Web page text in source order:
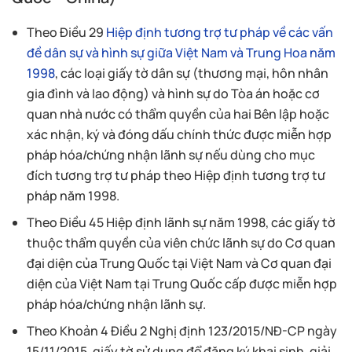
Theo Điều 29 Hiệp định tương trợ tư pháp về các vấn
đề dân sự và hình sự giữa Việt Nam và Trung Hoa năm
1998, các loại giấy tờ dân sự (thương mại, hôn nhân
gia đình và lao động) và hình sự do Tòa án hoặc cơ
quan nhà nước có thẩm quyền của hai Bên lập hoặc
xác nhận, ký và đóng dấu chính thức được miễn hợp
pháp hóa/chứng nhận lãnh sự nếu dùng cho mục
đích tương trợ tư pháp theo Hiệp định tương trợ tư
pháp năm 1998.
Theo Điều 45 Hiệp định lãnh sự năm 1998, các giấy tờ
thuộc thẩm quyền của viên chức lãnh sự do Cơ quan
đại diện của Trung Quốc tại Việt Nam và Cơ quan đại
diện của Việt Nam tại Trung Quốc cấp được miễn hợp
pháp hóa/chứng nhận lãnh sự.
Theo Khoản 4 Điều 2 Nghị định 123/2015/NĐ-CP ngày